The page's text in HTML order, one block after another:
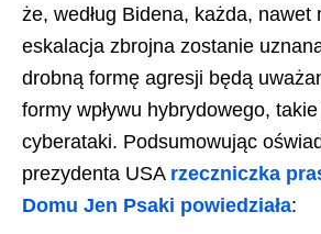
że, według Bidena, każda, nawet
eskalacja zbrojna zostanie
drobną formę agresji będą
formy wpływu hybrydowego,
cyberataki. Podsumowując
prezydenta USA rzeczniczka
Domu Jen Psaki powiedziała: